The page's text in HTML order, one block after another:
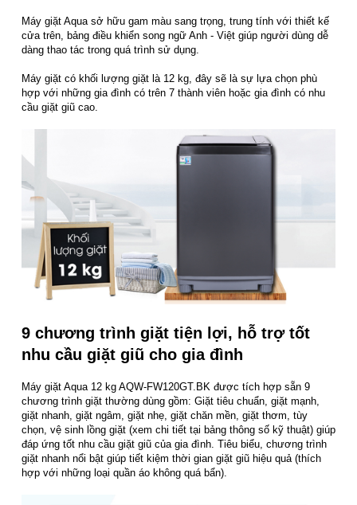
Máy giặt Aqua sở hữu gam màu sang trọng, trung tính với thiết kế
cửa trên, bảng điều khiển song ngữ Anh - Việt giúp người dùng dễ
dàng thao tác trong quá trình sử dụng.
Máy giặt có khối lượng giặt là 12 kg, đây sẽ là sự lựa chọn phù
hợp với những gia đình có trên 7 thành viên hoặc gia đình có nhu
cầu giặt giũ cao.
9 chương trình giặt tiện lợi, hỗ trợ tốt
nhu cầu giặt giũ cho gia đình
Máy giặt Aqua 12 kg AQW-FW120GT.BK được tích hợp sẵn 9
chương trình giặt thường dùng gồm: Giặt tiêu chuẩn, giặt mạnh,
giặt nhanh, giặt ngâm, giặt nhẹ, giặt chăn mền, giặt thơm, tùy
chọn, vệ sinh lồng giặt (xem chi tiết tại bảng thông số kỹ thuật) giúp
đáp ứng tốt nhu cầu giặt giũ của gia đình. Tiêu biểu, chương trình
giặt nhanh nổi bật giúp tiết kiệm thời gian giặt giũ hiệu quả (thích
hợp với những loại quần áo không quá bẩn).